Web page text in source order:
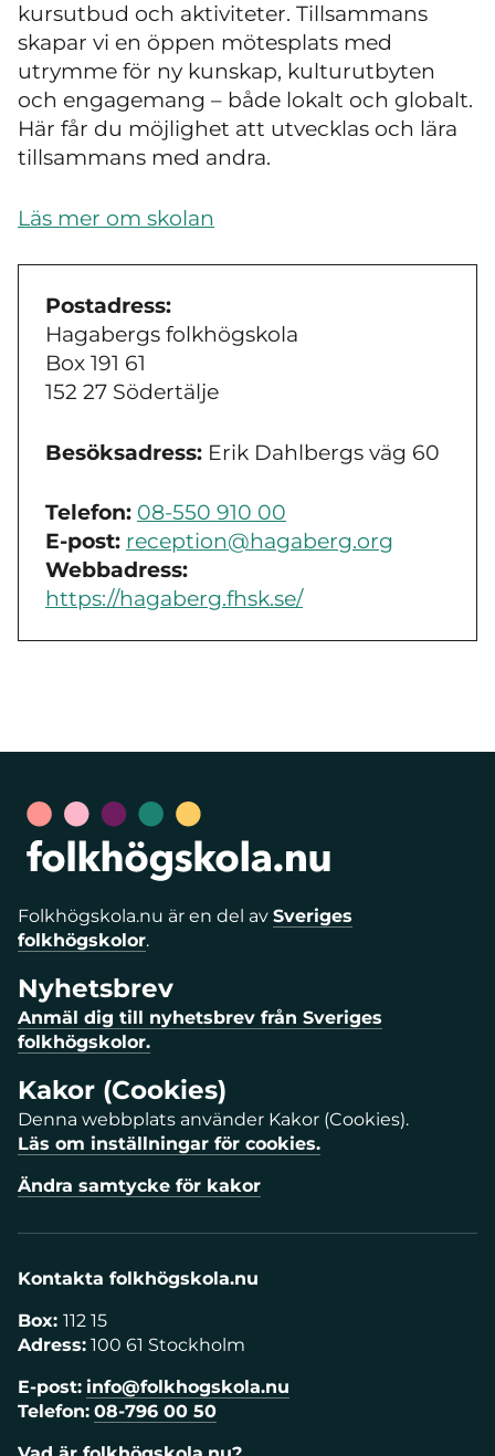
kursutbud och aktiviteter. Tillsammans
skapar vi en öppen mötesplats med
utrymme för ny kunskap, kulturutbyten
och engagemang – både lokalt och globalt.
Här får du möjlighet att utvecklas och lära
tillsammans med andra.
Läs mer om skolan
Postadress:
Hagabergs folkhögskola
Box 191 61
152 27 Södertälje
Besöksadress: Erik Dahlbergs väg 60
Telefon: 08-550 910 00
E-post: reception@hagaberg.org
Webbadress:
https://hagaberg.fhsk.se/
Folkhögskola.nu är en del av Sveriges
folkhögskolor.
Nyhetsbrev
Anmäl dig till nyhetsbrev från Sveriges
folkhögskolor.
Kakor (Cookies)
Denna webbplats använder Kakor (Cookies).
Läs om inställningar för cookies.
Ändra samtycke för kakor
Kontakta folkhögskola.nu
Box: 112 15
Adress: 100 61 Stockholm
E-post: info@folkhogskola.nu
Telefon: 08-796 00 50